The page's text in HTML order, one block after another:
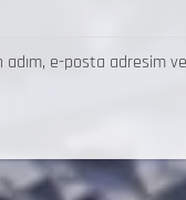
adım, e-posta adresim